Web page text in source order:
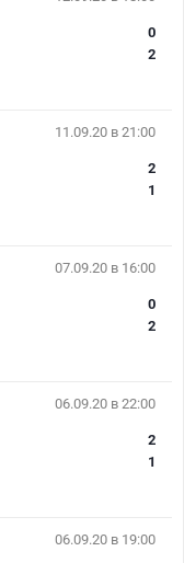
0
2
11.09.20 в 21:00
2
1
07.09.20 в 16:00
0
2
06.09.20 в 22:00
2
1
06.09.20 в 19:00